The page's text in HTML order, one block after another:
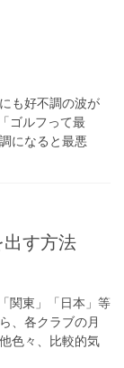
も好不調の波が
ゴルフって最
になると最悪
す方法
関東」「日本」等
、各クラブの月
色々、比較的気